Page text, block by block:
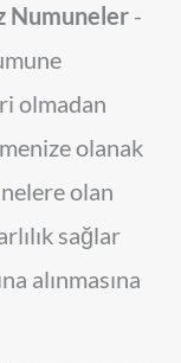
Numuneler -
olmadan
olanak
olan
sağlar
alınmasına